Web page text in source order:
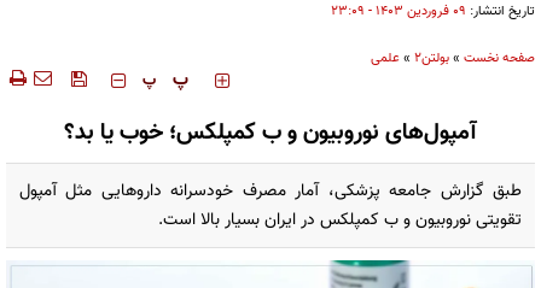
تاریخ انتشار: ۰۹ فروردين ۱۴۰۳ - ۲۳:۰۹
صفحه نخست »بولتن2 »علمی
‍‍‍ پ پ
آمپول‌های نوروبیون و ب کمپلکس؛ خوب یا بد؟
طبق گزارش جامعه پزشکی، آمار مصرف خودسرانه داروهایی مثل آمپول
تقویتی نوروبیون و ب کمپلکس در ایران بسیار بالا است.